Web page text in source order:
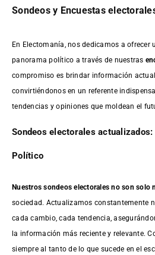
Sondeos y Encuestas
En Electomanía, nos dedicamos a ofrecer
panorama político a través de nuestras
compromiso es brindar información
convirtiéndonos en un referente
tendencias y opiniones que moldean el
Sondeos electorales actualizados:
Político
Nuestros sondeos electorales no son solo
sociedad. Actualizamos constantemente
cada cambio, cada tendencia,
la información más reciente y relevante.
siempre al tanto de lo que sucede en el